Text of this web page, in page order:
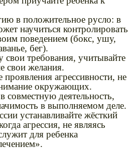
в положительное русло: в
научиться контролировать
поведением (бокс, ушу,
бег).
свои требования, учитывайте
свои желания.
агрессивности, не
окружающих.
совместную деятельность,
в выполняемом деле.
устанавливайте жёсткий
агрессия, не являясь
для ребенка